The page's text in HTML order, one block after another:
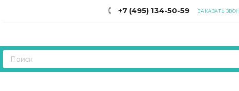
+7 (495) 134-50-59 ЗАКАЗАТЬ